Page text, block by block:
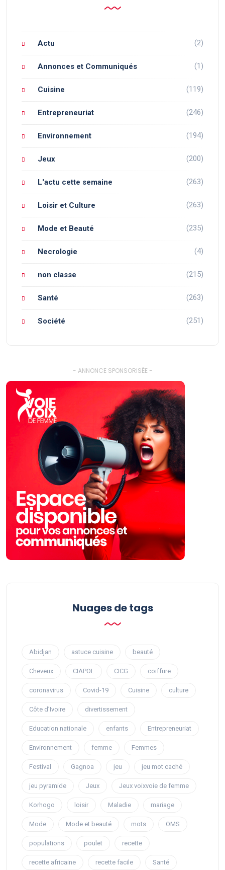
Actu (2)
Annonces et Communiqués (1)
Cuisine (119)
Entrepreneuriat (246)
Environnement (194)
Jeux (200)
L'actu cette semaine (263)
Loisir et Culture (263)
Mode et Beauté (235)
Necrologie (4)
non classe (215)
Santé (263)
Société (251)
- ANNONCE SPONSORISÉE -
Nuages ​​de tags
Abidjan astuce cuisine beauté
Cheveux CIAPOL CICG coiffure
coronavirus Covid-19 Cuisine culture
Côte d’Ivoire divertissement
Education nationale enfants Entrepreneuriat
Environnement femme Femmes
Festival Gagnoa jeu jeu mot caché
jeu pyramide Jeux Jeux voixvoie de femme
Korhogo loisir Maladie mariage
Mode Mode et beauté mots OMS
populations poulet recette
recette africaine recette facile Santé